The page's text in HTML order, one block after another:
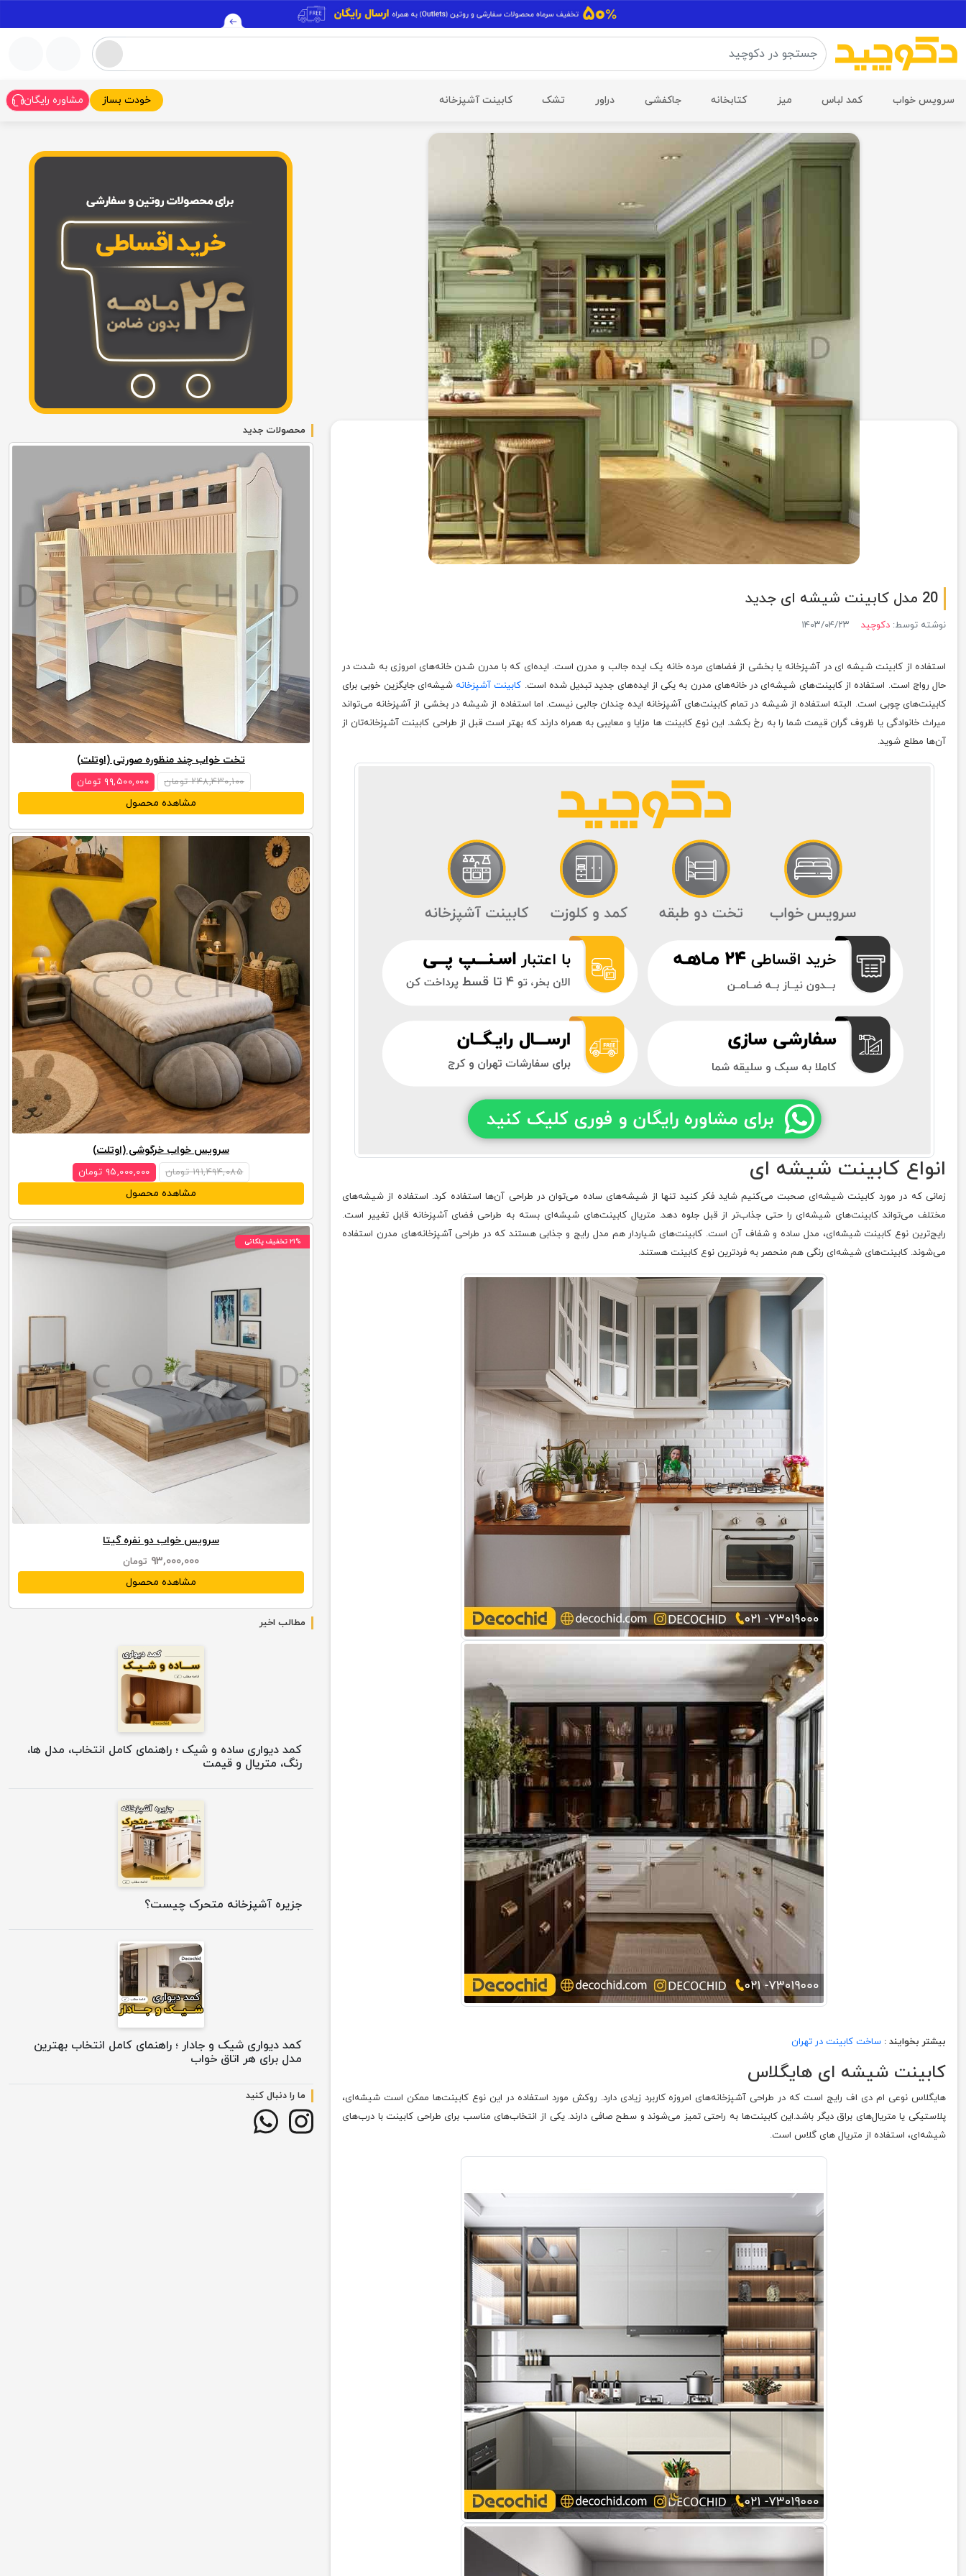
سرویس خواب کمد لباس میز کتابخانه جاکفشی دراور تشک کابینت آشپزخانه خودت بساز مشاوره رایگان
20 مدل کابینت شیشه ای جدید
نوشته توسط: دکوچید ۱۴۰۳/۰۴/۲۳
استفاده از کابینت شیشه‌ ای در آشپزخانه یا بخشی از فضاهای مرده خانه یک ایده جالب و مدرن است. ایده‌ای که با مدرن شدن خانه‌های امروزی به شدت در
حال رواج است. استفاده از کابینت‌های شیشه‌ای در خانه‌های مدرن به یکی از ایده‌های جدید تبدیل شده است. کابینت آشپزخانهشیشه‌ای جایگزین خوبی برای
کابینت‌های چوبی است. البته استفاده از شیشه در تمام کابینت‌های آشپزخانه ایده چندان جالبی نیست. اما استفاده از شیشه در بخشی از آشپزخانه می‌تواند
میراث خانوادگی یا ظروف گران قیمت شما را به رخ بکشد. این نوع کابینت‌ ها مزایا و معایبی به همراه دارند که بهتر است قبل از طراحی کابینت آشپزخانه‌تان از
آن‌ها مطلع شوید.
انواع کابینت شیشه‌ ای
زمانی که در مورد کابینت شیشه‌ای صحبت می‌کنیم شاید فکر کنید تنها از شیشه‌های ساده می‌توان در طراحی آن‌ها استفاده کرد. استفاده از شیشه‌های
مختلف می‌تواند کابینت‌های شیشه‌ای را حتی جذاب‌تر از قبل جلوه دهد. متریال کابینت‌های شیشه‌ای بسته به طراحی فضای آشپزخانه قابل تغییر است.
رایج‌ترین نوع کابینت شیشه‌ای، مدل ساده و شفاف آن است. کابینت‌های شیاردار هم مدل رایج و جذابی هستند که در طراحی آشپزخانه‌های مدرن استفاده
می‌شوند. کابینت‌های شیشه‌ای رنگی هم منحصر به فردترین نوع کابینت هستند.
بیشتر بخوایند : ساخت کابینت در تهران
کابینت شیشه‌ ای هایگلاس
هایگلاس نوعی ام دی اف رایج است که در طراحی آشپزخانه‌های امروزه کاربرد زیادی دارد. روکش مورد استفاده در این نوع کابینت‌ها ممکن است شیشه‌ای،
پلاستیکی یا متریال‌های براق دیگر باشد.این کابینت‌ها به راحتی تمیز می‌شوند و سطح صافی دارند. یکی از انتخاب‌های مناسب برای طراحی کابینت با درب‌های
شیشه‌ای، استفاده از متریال های گلاس است.
محصولات جدید
تخت خواب چند منظوره صورتی (اوتلت)
۲۴۸,۴۳۰,۱۰۰ تومان ۹۹,۵۰۰,۰۰۰ تومان
مشاهده محصول
سرویس خواب خرگوشی (اوتلت)
۱۹۱,۴۹۴,۰۸۵ تومان ۹۵,۰۰۰,۰۰۰ تومان
مشاهده محصول
۲۱% تخفیف پلکانی
سرویس خواب دو نفره گیتا
۹۳,۰۰۰,۰۰۰ تومان
مشاهده محصول
مطالب اخیر
کمد دیواری ساده و شیک ؛ راهنمای کامل انتخاب، مدل ها،
رنگ، متریال و قیمت
جزیره آشپزخانه متحرک چیست؟
کمد دیواری شیک و جادار ؛ راهنمای کامل انتخاب بهترین
مدل برای هر اتاق خواب
ما را دنبال کنید